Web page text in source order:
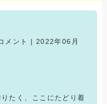
メント | 2022年06月
たく、ここにたどり着